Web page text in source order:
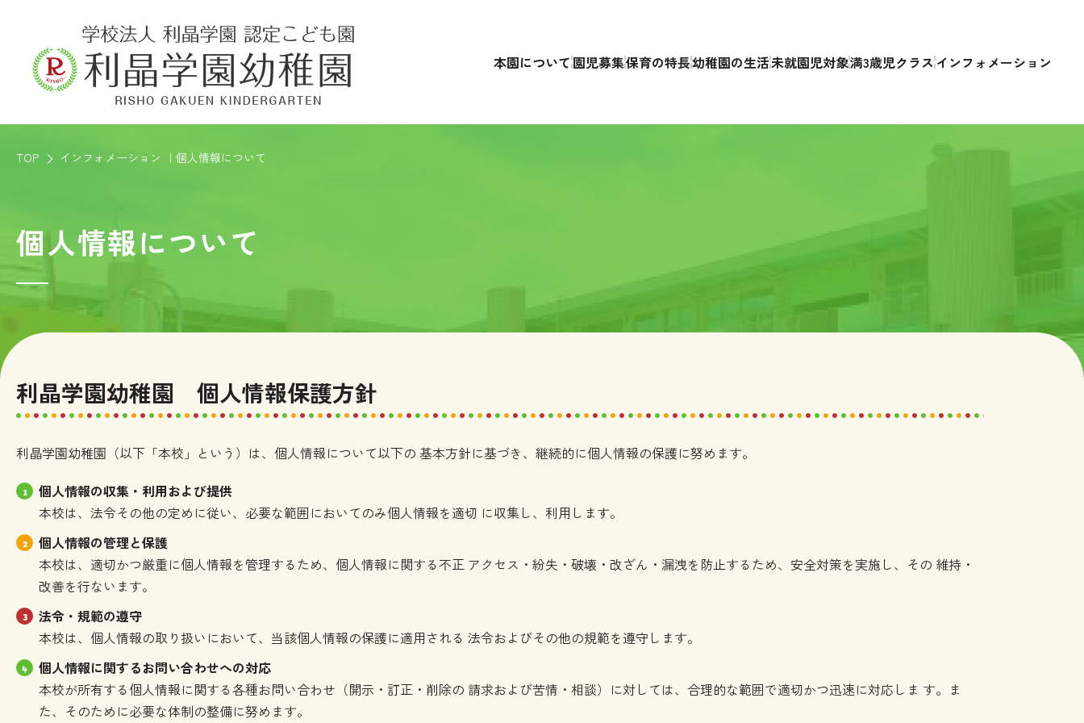
本園について 園児募集保育の特長幼稚園の生活未就園児対象満3歳児クラス インフォメーション
TOP インフォメーション ｜個人情報について
個人情報について
利晶学園幼稚園 個人情報保護方針
利晶学園幼稚園（以下「本校」という）は、個人情報について以下の 基本方針に基づき、継続的に個人情報の保護に努めます。
個人情報の収集・利用および提供
本校は、法令その他の定めに従い、必要な範囲においてのみ個人情報を適切 に収集し、利用します。
個人情報の管理と保護
本校は、適切かつ厳重に個人情報を管理するため、個人情報に関する不正 アクセス・紛失・破壊・改ざん・漏洩を防止するため、安全対策を実施し、その 維持・
改善を行ないます。
法令・規範の遵守
本校は、個人情報の取り扱いにおいて、当該個人情報の保護に適用される 法令およびその他の規範を遵守します。
個人情報に関するお問い合わせへの対応
本校が所有する個人情報に関する各種お問い合わせ（開示・訂正・削除の 請求および苦情・相談）に対しては、合理的な範囲で適切かつ迅速に対応しま す。ま
た、そのために必要な体制の整備に努めます。